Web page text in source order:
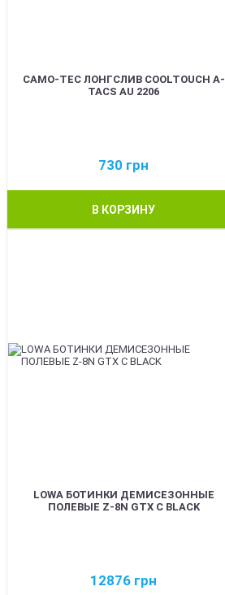
CAMO-TEC ЛОНГСЛИВ COOLTOUCH A-
TACS AU 2206
730 грн
В КОРЗИНУ
LOWA БОТИНКИ ДЕМИСЕЗОННЫЕ
ПОЛЕВЫЕ Z-8N GTX C BLACK
12876 грн